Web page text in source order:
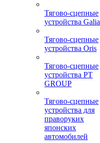
Тягово-сцепные
устройства Galia
Тягово-сцепные
устройства Oris
Тягово-сцепные
устройства PT
GROUP
Тягово-сцепные
устройства для
праворуких
японских
автомобилей